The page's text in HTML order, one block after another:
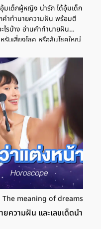
มเด็กผู้หญิง น่ารัก ได้อุ้มเด็ก
กคำทำนายความฝัน พร้อมตี
ไรบ้าง อ่านคำทำนายฝัน
รับเสี่ยงโชค หรือลุ้นโชคใหญ่
มายถึง การเตือนเรื่อง
รือเข้ามาเพื่อหวังผล
นใกล้ตัวกว่าที่คิด ที่ไม่ได้
ยังมีเกณฑ์ถูกขโมยของรัก
หญิง นอกจากนี้ การฝันว่า
รเสียหายของทรัพย์สินและ
นพิเศษคือ เรื่องนิสัยใจกล้า
พลาด หรือว่าพลาดพลั้งได้
ชื่อมั่นต่อกันและกัน แล้วจะ
หญิง 1 ขวบ คำทำนายฝัน
ป็นเด็กทารก ตามตำรา
ห์กรรมเก่า ๆ ที่เคยทำเอาไว้
The meaning of dreams
ความฝัน และเลขเด็ดนำ